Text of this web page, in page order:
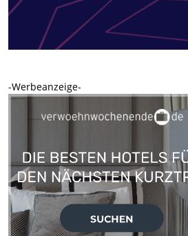
-Werbeanzeige-